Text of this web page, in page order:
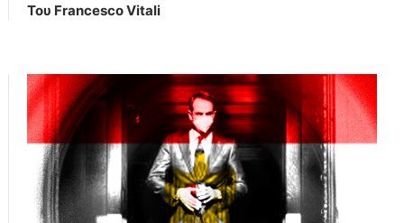
Του Francesco Vitali